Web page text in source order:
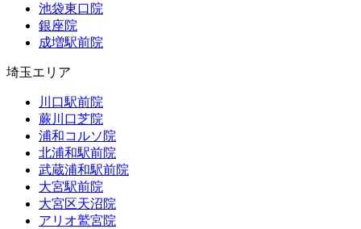
池袋東口院
銀座院
成増駅前院
埼玉エリア
川口駅前院
蕨川口芝院
浦和コルソ院
北浦和駅前院
武蔵浦和駅前院
大宮駅前院
大宮区天沼院
アリオ鷲宮院